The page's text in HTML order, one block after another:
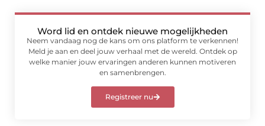
Word lid en ontdek nieuwe mogelijkheden
Neem vandaag nog de kans om ons platform te verkennen!
Meld je aan en deel jouw verhaal met de wereld. Ontdek op
welke manier jouw ervaringen anderen kunnen motiveren
en samenbrengen.
Registreer nu